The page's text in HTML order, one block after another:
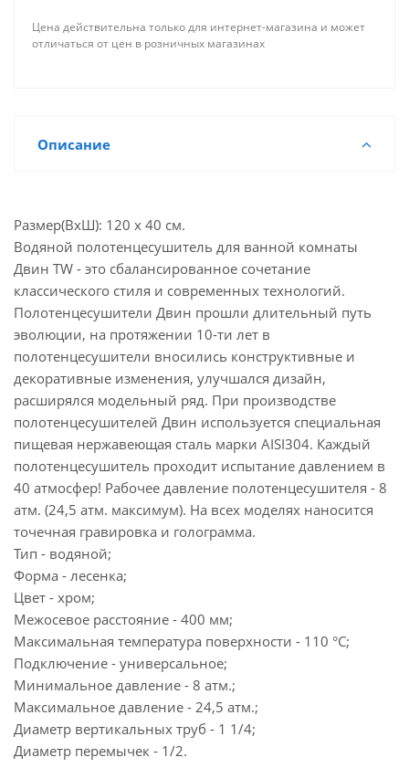
Цена действительна только для интернет-магазина и может
отличаться от цен в розничных магазинах
Описание
Размер(ВхШ): 120 х 40 см.
Водяной полотенцесушитель для ванной комнаты
Двин TW - это сбалансированное сочетание
классического стиля и современных технологий.
Полотенцесушители Двин прошли длительный путь
эволюции, на протяжении 10-ти лет в
полотенцесушители вносились конструктивные и
декоративные изменения, улучшался дизайн,
расширялся модельный ряд. При производстве
полотенцесушителей Двин используется специальная
пищевая нержавеющая сталь марки AISI304. Каждый
полотенцесушитель проходит испытание давлением в
40 атмосфер! Рабочее давление полотенцесушителя - 8
атм. (24,5 атм. максимум). На всех моделях наносится
точечная гравировка и голограмма.
Тип - водяной;
Форма - лесенка;
Цвет - хром;
Межосевое расстояние - 400 мм;
Максимальная температура поверхности - 110 °C;
Подключение - универсальное;
Минимальное давление - 8 атм.;
Максимальное давление - 24,5 атм.;
Диаметр вертикальных труб - 1 1/4;
Диаметр перемычек - 1/2.